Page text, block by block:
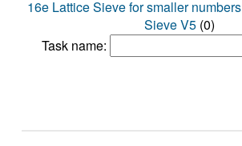
16e Lattice Sieve for smaller numbers
Sieve V5 (0)
Task name: